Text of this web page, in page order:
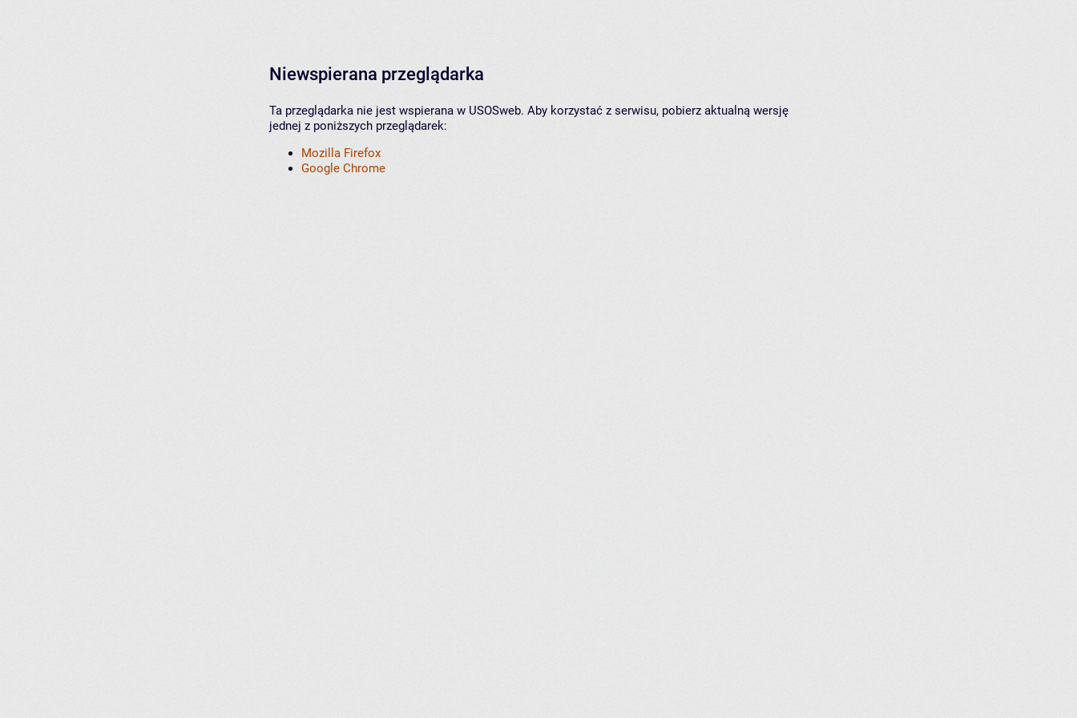
Niewspierana przeglądarka
Ta przeglądarka nie jest wspierana w USOSweb. Aby korzystać z serwisu, pobierz aktualną wersję
jednej z poniższych przeglądarek:
Mozilla Firefox
Google Chrome